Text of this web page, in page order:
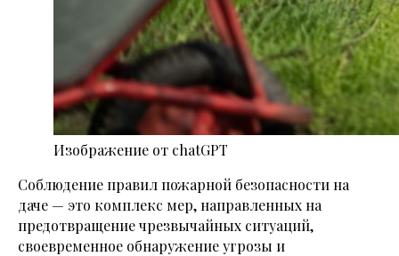
Изображение от chatGPT
Соблюдение правил пожарной безопасности на
даче — это комплекс мер, направленных на
предотвращение чрезвычайных ситуаций,
своевременное обнаружение угрозы и